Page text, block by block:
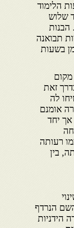
הלימוד
שלוש
הבנות
תבואנה
בשעות
מקום
זאת
לה
אומנם
יחד
רעותה
בין
הנרדף
הידניות